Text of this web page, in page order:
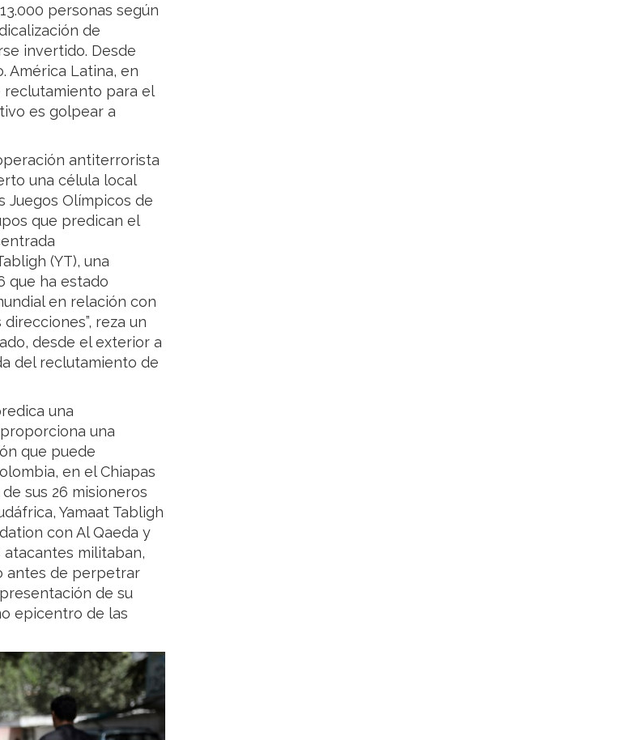
personas según
de
invertido. Desde
América Latina, en
reclutamiento para el
es golpear a
antiterrorista
una célula local
Olímpicos de
que predican el
(YT), una
que ha estado
en relación con
reza un
desde el exterior a
del reclutamiento de
una
una
que puede
en el Chiapas
sus 26 misioneros
Yamaat Tabligh
con Al Qaeda y
atacantes militaban,
antes de perpetrar
de su
epicentro de las